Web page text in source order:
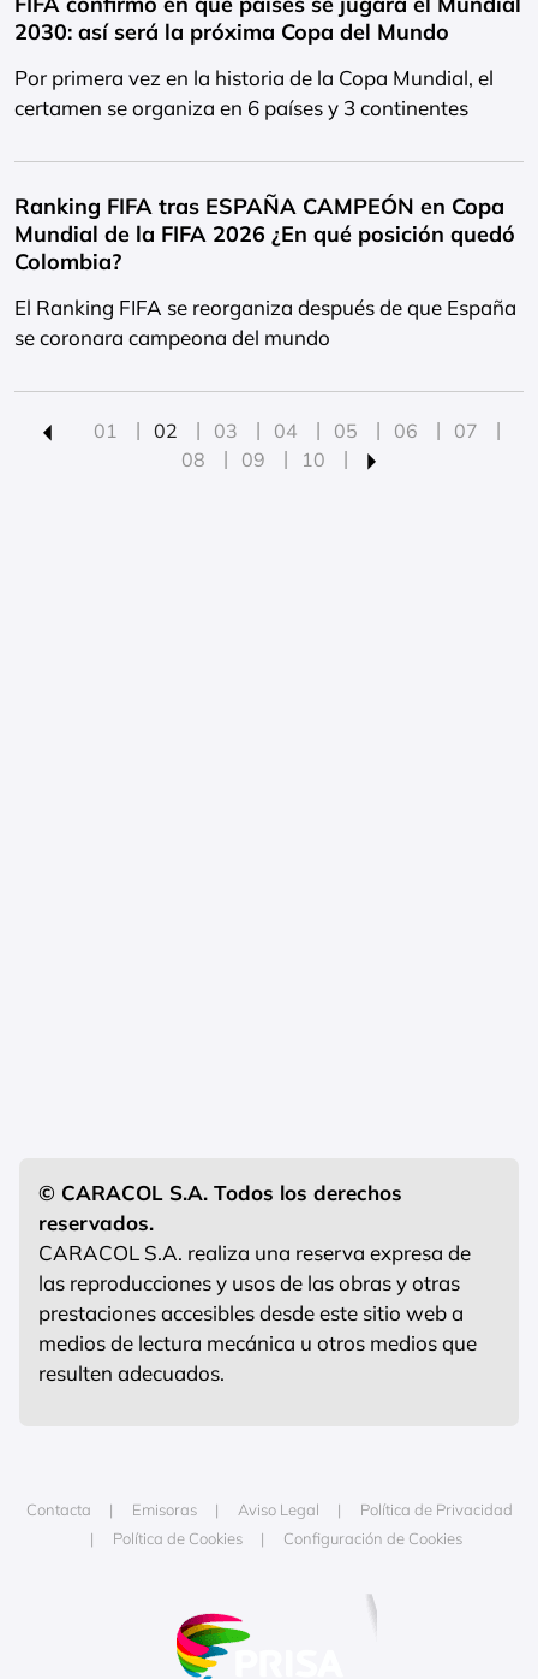
2030: así será la próxima Copa del Mundo
Por primera vez en la historia de la Copa Mundial, el
certamen se organiza en 6 países y 3 continentes
Ranking FIFA tras ESPAÑA CAMPEÓN en Copa
Mundial de la FIFA 2026 ¿En qué posición quedó
Colombia?
El Ranking FIFA se reorganiza después de que España
se coronara campeona del mundo
01 02 03 04 05 06
07
08
09 10
© CARACOL S.A. Todos los derechos
reservados.
CARACOL S.A. realiza una reserva expresa de
las reproducciones y usos de las obras y otras
prestaciones accesibles desde este sitio web a
medios de lectura mecánica u otros medios que
resulten adecuados.
Contacta Emisoras Aviso Legal
Política de Privacidad
Política de Cookies
Configuración de Cookies